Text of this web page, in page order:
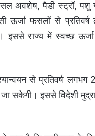
अवशेष, पैडी स्ट्रॉ, पशु
ऊर्जा फसलों से
इससे राज्य में स्वच्छ ऊर्जा
से प्रतिवर्ष
सकेगी। इससे विदेशी